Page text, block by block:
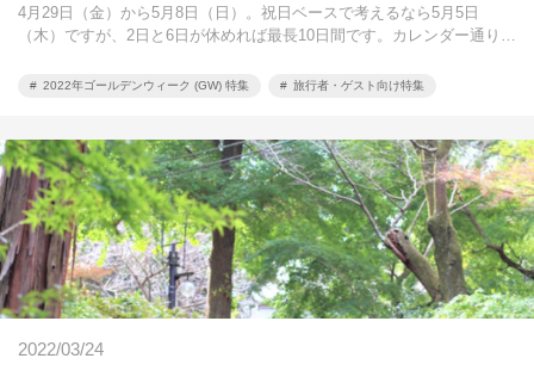
4月29日（金）から5月8日（日）。祝日ベースで考えるなら5月5日
（木）ですが、2日と6日が休めれば最長10日間です。カレンダー通り…
2022年ゴールデンウィーク (GW) 特集 旅行者・ゲスト向け特集
2022/03/24